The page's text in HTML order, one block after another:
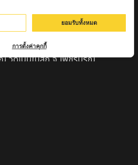
ะทะโย วัดเวฬุวัน อ.เชียงดาว
บก๋ง จ.ลำปาง
วัดเนินโบสถ์ จ.เพชรบูรณ์
ยอมรับทั้งหมด
การตั้งค่าคุกกี้